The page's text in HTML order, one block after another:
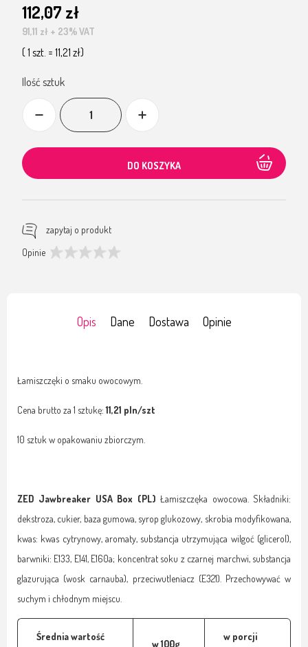
112,07 zł
91,11 zł + 23% VAT
( 1 szt. = 11,21 zł)
Ilość sztuk
DO KOSZYKA
zapytaj o produkt
Opinie
Opis Dane Dostawa Opinie
Łamiszczęki o smaku owocowym.
Cena brutto za 1 sztukę:11,21 pln/szt
10 sztuk w opakowaniu zbiorczym.
ZED Jawbreaker USA Box (PL) Łamiszczęka owocowa. Składniki:
dekstroza, cukier, baza gumowa, syrop glukozowy, skrobia modyfikowana,
kwas: kwas cytrynowy, aromaty, substancja utrzymująca wilgoć (glicerol),
barwniki: E133, E141, E160a; koncentrat soku z czarnej marchwi, substancja
glazurująca (wosk carnauba), przeciwutleniacz (E321). Przechowywać w
suchym i chłodnym miejscu.
Średnia wartość
w 100g
w porcji